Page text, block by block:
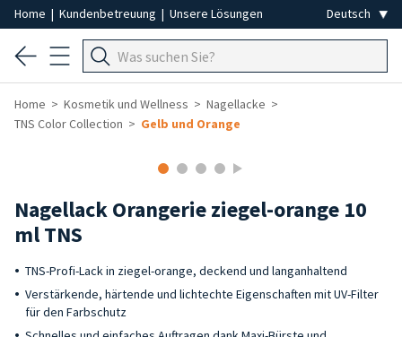
Home | Kundenbetreuung | Unsere Lösungen
Home Kosmetik und Wellness
Nagellacke
TNS Color Collection
Gelb und Orange
Nagellack Orangerie ziegel-orange 10
ml TNS
TNS-Profi-Lack in ziegel-orange, deckend und langanhaltend
Verstärkende, härtende und lichtechte Eigenschaften mit UV-Filter
für den Farbschutz